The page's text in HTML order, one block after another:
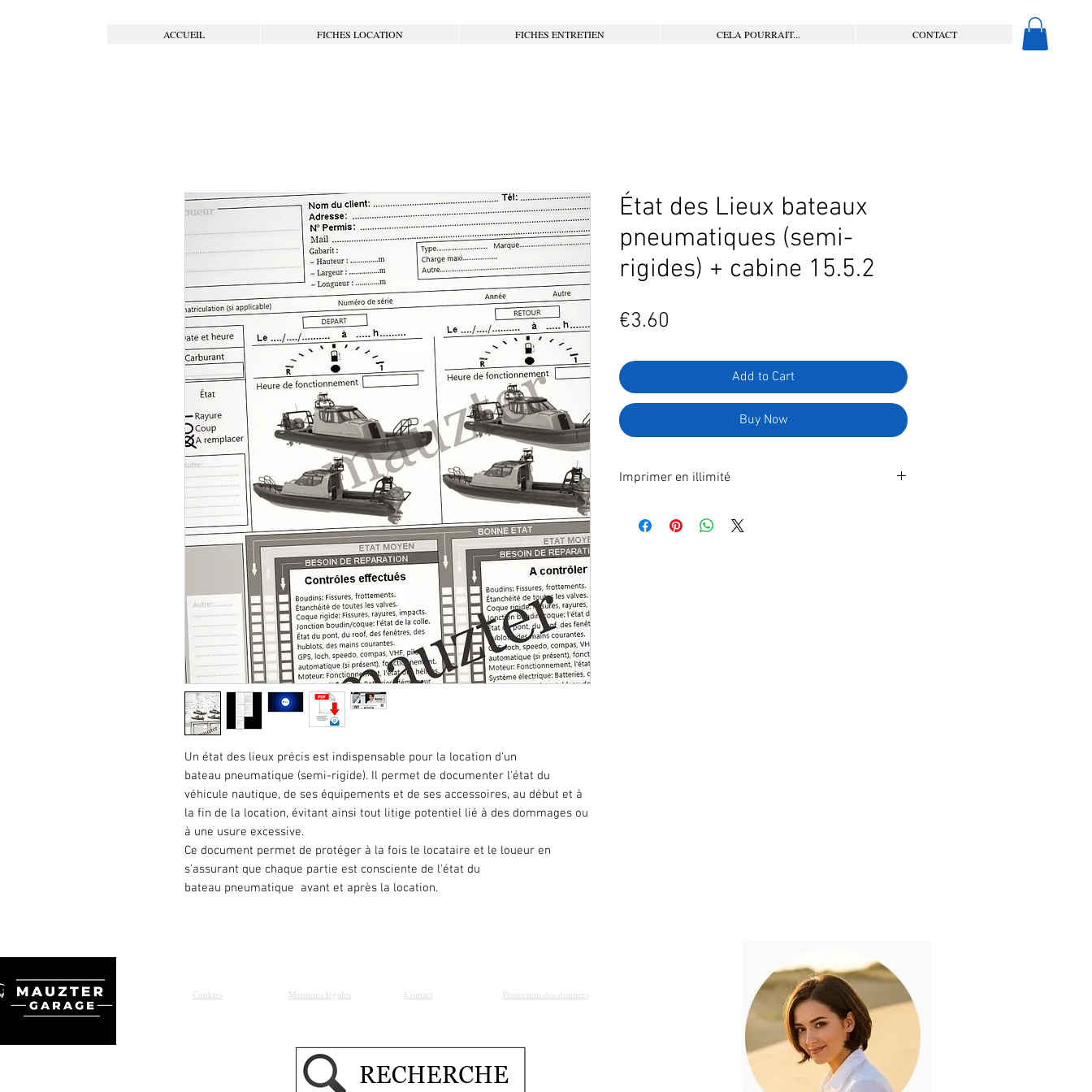
ACCUEIL FICHES LOCATION FICHES ENTRETIEN CELA POURRAIT... CONTACT
Un état des lieux précis est indispensable pour la location d'un
bateau pneumatique (semi-rigide). Il permet de documenter l'état du
véhicule nautique, de ses équipements et de ses accessoires, au début et à
la fin de la location, évitant ainsi tout litige potentiel lié à des dommages ou
à une usure excessive.
Ce document permet de protéger à la fois le locataire et le loueur en
s'assurant que chaque partie est consciente de l'état du
bateau pneumatique avant et après la location.
État des Lieux bateaux
pneumatiques (semi-
rigides) + cabine 15.5.2
€3.60
Add to Cart
Buy Now
Imprimer en illimité
poste.
Cookies Mentions légales Contact Protection des données